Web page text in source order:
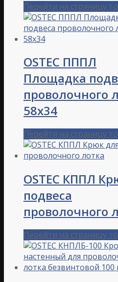
Перейти на страницу
OSTEC ПППЛ
Площадка
проволочного
58х34
Перейти на страницу
OSTEC КППЛ
подвеса
проволочного
Перейти на страницу